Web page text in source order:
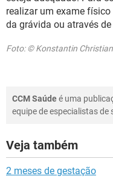
realizar um exame
da grávida ou através
Foto: © Konstantin
CCM Saúdeé uma
equipe de especialistas de
Veja também
2 meses de gestação